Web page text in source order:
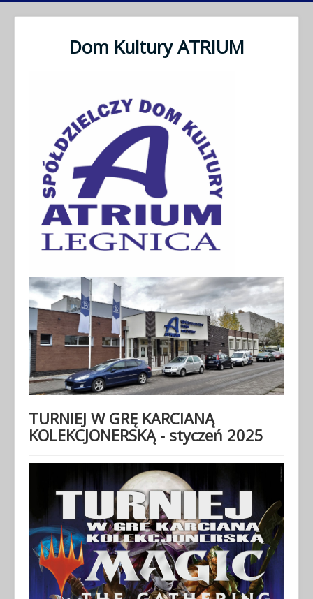
Dom Kultury ATRIUM
TURNIEJ W GRĘ KARCIANĄ
KOLEKCJONERSKĄ - styczeń 2025